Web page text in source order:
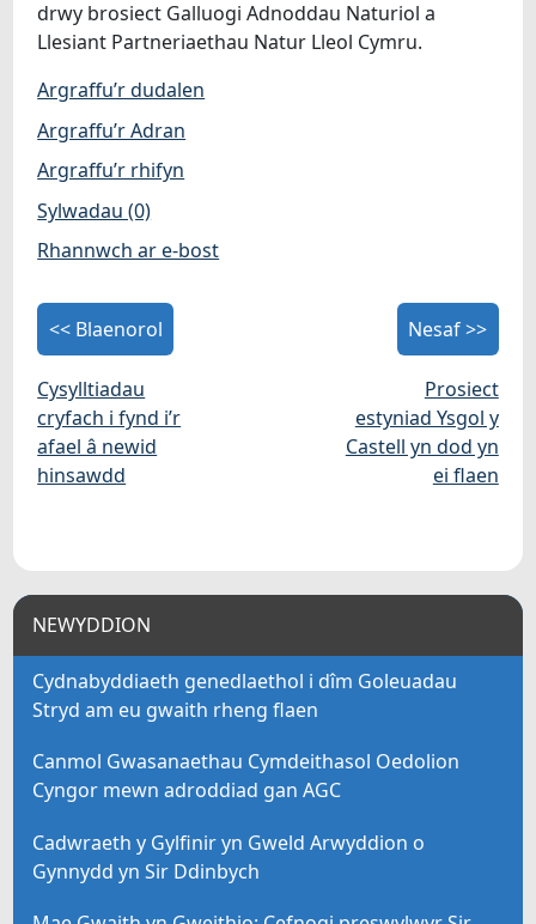
drwy brosiect Galluogi Adnoddau Naturiol a
Llesiant Partneriaethau Natur Lleol Cymru.
Argraffu’r dudalen
Argraffu’r Adran
Argraffu’r rhifyn
Sylwadau (0)
Rhannwch ar e-bost
<< Blaenorol
Cysylltiadau
cryfach i fynd i’r
afael â newid
hinsawdd
Nesaf >>
Prosiect
estyniad Ysgol y
Castell yn dod yn
ei flaen
NEWYDDION
Cydnabyddiaeth genedlaethol i dîm Goleuadau
Stryd am eu gwaith rheng flaen
Canmol Gwasanaethau Cymdeithasol Oedolion
Cyngor mewn adroddiad gan AGC
Cadwraeth y Gylfinir yn Gweld Arwyddion o
Gynnydd yn Sir Ddinbych